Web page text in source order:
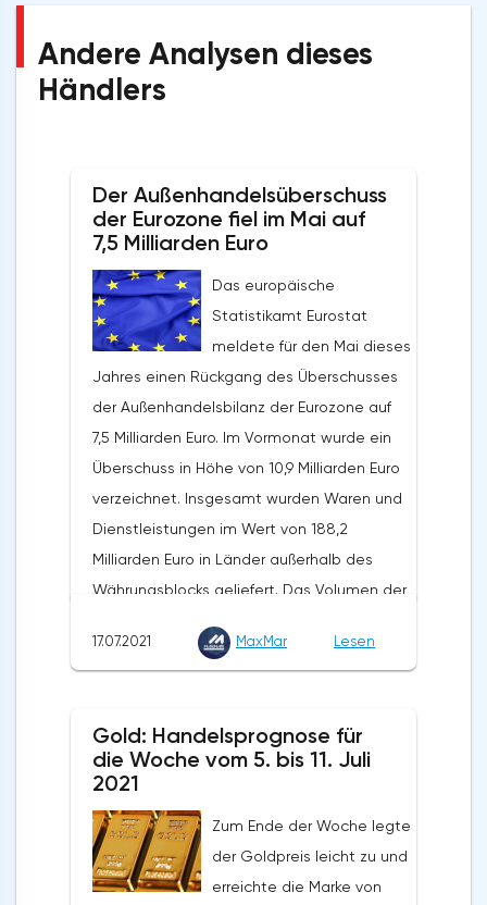
Andere Analysen dieses
Händlers
Der Außenhandelsüberschuss
der Eurozone fiel im Mai auf
7,5 Milliarden Euro
Das europäische
Statistikamt Eurostat
meldete für den Mai dieses
Jahres einen Rückgang des Überschusses
der Außenhandelsbilanz der Eurozone auf
7,5 Milliarden Euro. Im Vormonat wurde ein
Überschuss in Höhe von 10,9 Milliarden Euro
verzeichnet. Insgesamt wurden Waren und
Dienstleistungen im Wert von 188,2
Milliarden Euro in Länder außerhalb des
Währungsblocks geliefert. Das Volumen der
Monaten um 31,9 %. Die Importe wurden in
Nach Angaben von Eurostat schlossen die
Länder der Eurozone die fünf Monate des
Außenhandelsüberschuss von 79,7 Milliarden
Euro ab, was 21% über dem positiven Saldo
des Vorjahreszeitraums liegt. Die Exporte
17.07.2021 MaxMar Lesen
Gold: Handelsprognose für
die Woche vom 5. bis 11. Juli
2021
Zum Ende der Woche legte
der Goldpreis leicht zu und
erreichte die Marke von